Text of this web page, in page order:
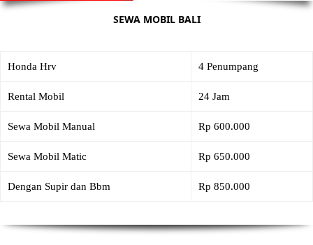
SEWA MOBIL BALI
Honda Hrv 4 Penumpang
Rental Mobil 24 Jam
Sewa Mobil Manual Rp 600.000
Sewa Mobil Matic Rp 650.000
Dengan Supir dan Bbm Rp 850.000